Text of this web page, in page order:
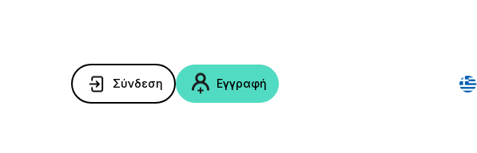
Σύνδεση Εγγραφή